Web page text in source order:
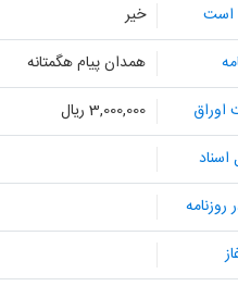
است
خیر
همدان پیام هگمتانه
اوراق
3,000,000 ریال
روزنامه